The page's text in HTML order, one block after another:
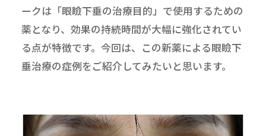
ークは「眼瞼下垂の治療目的」で使用するための
薬となり、効果の持続時間が大幅に強化されてい
る点が特徴です。今回は、この新薬による眼瞼下
垂治療の症例をご紹介してみたいと思います。